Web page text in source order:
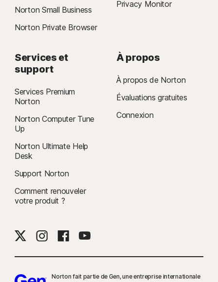
Norton Small Business
Norton Private Browser
Privacy Monitor
Services et
support
Services Premium
Norton
Norton Computer Tune
Up
Norton Ultimate Help
Desk
Support Norton
Comment renouveler
votre produit ?
À propos
À propos de Norton
Évaluations gratuites
Connexion
Norton fait partie de Gen, une entreprise internationale